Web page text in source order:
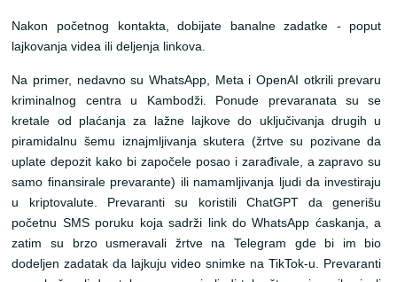
Nakon početnog kontakta, dobijate banalne zadatke - poput
lajkovanja videa ili deljenja linkova.
Na primer, nedavno su WhatsApp, Meta i OpenAI otkrili prevaru
kriminalnog centra u Kambodži. Ponude prevaranata su se
kretale od plaćanja za lažne lajkove do uključivanja drugih u
piramidalnu šemu iznajmljivanja skutera (žrtve su pozivane da
uplate depozit kako bi započele posao i zarađivale, a zapravo su
samo finansirale prevarante) ili namamljivanja ljudi da investiraju
u kriptovalute. Prevaranti su koristili ChatGPT da generišu
početnu SMS poruku koja sadrži link do WhatsApp ćaskanja, a
zatim su brzo usmeravali žrtve na Telegram gde bi im bio
dodeljen zadatak da lajkuju video snimke na TikTok-u. Prevaranti